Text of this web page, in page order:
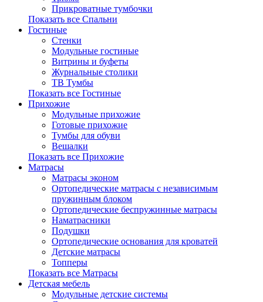
Прикроватные тумбочки
Показать все Спальни
Гостиные
Стенки
Модульные гостиные
Витрины и буфеты
Журнальные столики
ТВ Тумбы
Показать все Гостиные
Прихожие
Модульные прихожие
Готовые прихожие
Тумбы для обуви
Вешалки
Показать все Прихожие
Матрасы
Матрасы эконом
Ортопедические матрасы с независимым
пружинным блоком
Ортопедические беспружинные матрасы
Наматрасники
Подушки
Ортопедические основания для кроватей
Детские матрасы
Топперы
Показать все Матрасы
Детская мебель
Модульные детские системы